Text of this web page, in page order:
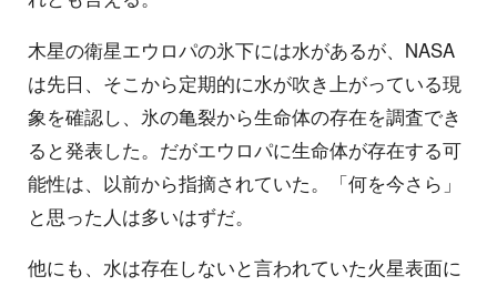
木星の衛星エウロパの氷下には水があるが、NASA
は先日、そこから定期的に水が吹き上がっている現
象を確認し、氷の亀裂から生命体の存在を調査でき
ると発表した。だがエウロパに生命体が存在する可
能性は、以前から指摘されていた。「何を今さら」
と思った人は多いはずだ。
他にも、水は存在しないと言われていた火星表面に